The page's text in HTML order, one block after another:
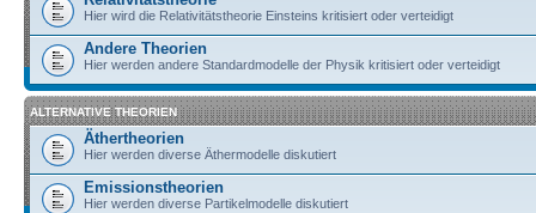
Hier wird die Relativitätstheorie Einsteins kritisiert oder verteidigt
Andere Theorien
Hier werden andere Standardmodelle der Physik kritisiert oder verteidigt
ALTERNATIVE THEORIEN
Äthertheorien
Hier werden diverse Äthermodelle diskutiert
Emissionstheorien
Hier werden diverse Partikelmodelle diskutiert